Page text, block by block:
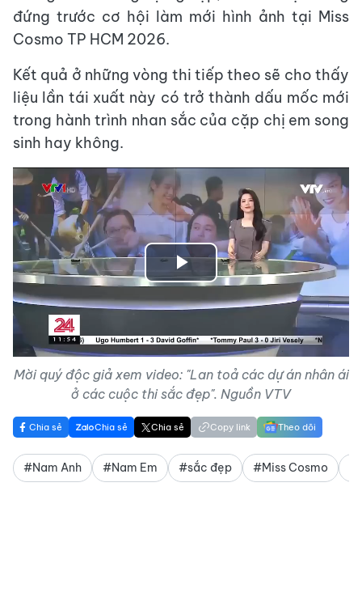
đứng trước cơ hội làm mới hình ảnh tại Miss
Cosmo TP HCM 2026.
Kết quả ở những vòng thi tiếp theo sẽ cho thấy
liệu lần tái xuất này có trở thành dấu mốc mới
trong hành trình nhan sắc của cặp chị em song
sinh hay không.
Play
Video
Mời quý độc giả xem video: "Lan toả các dự án nhân ái
ở các cuộc thi sắc đẹp". Nguồn VTV
Chia sẻ Chia sẻ Chia sẻ Copy link Theo dõi
#Nam Anh #Nam Em #sắc đẹp #Miss Cosmo